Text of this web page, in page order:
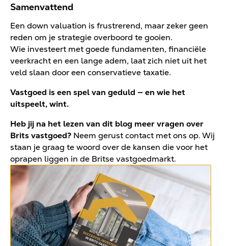
Samenvattend
Een down valuation is frustrerend, maar zeker geen
reden om je strategie overboord te gooien.
Wie investeert met goede fundamenten, financiële
veerkracht en een lange adem, laat zich niet uit het
veld slaan door een conservatieve taxatie.
Vastgoed is een spel van geduld — en wie het
uitspeelt, wint.
Heb jij na het lezen van dit blog meer vragen over
Brits vastgoed? Neem gerust contact met ons op. Wij
staan je graag te woord over de kansen die voor het
oprapen liggen in de Britse vastgoedmarkt.